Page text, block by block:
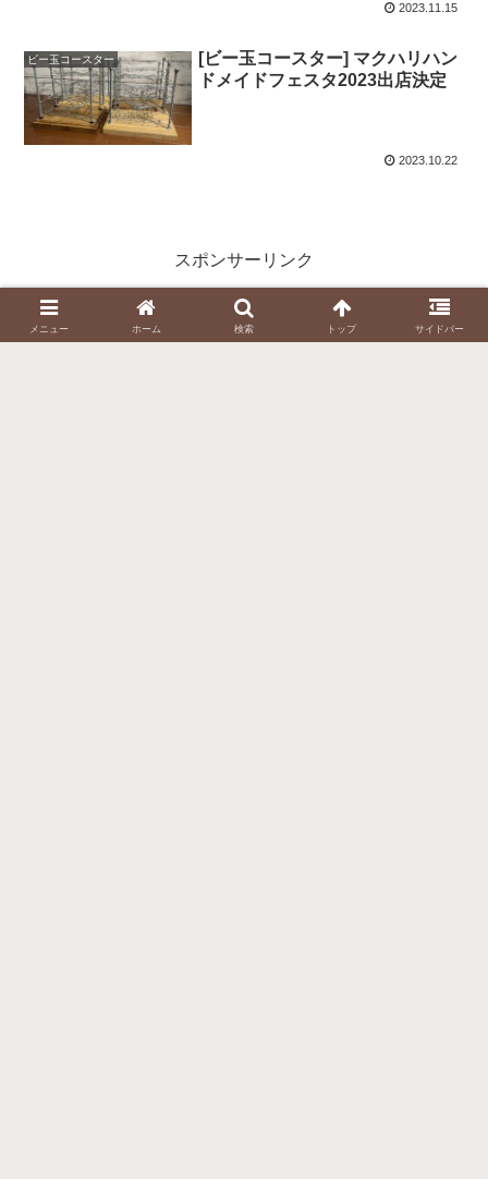
2023.11.15
ビー玉コースター
[ビー玉コースター] マクハリハン
ドメイドフェスタ2023出店決定
2023.10.22
スポンサーリンク
メニュー ホーム 検索 トップ サイドバー